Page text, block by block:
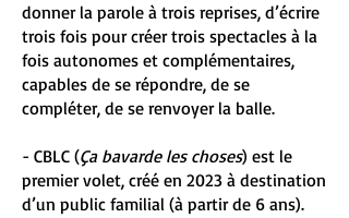
donner la parole à trois reprises, d’écrire
trois fois pour créer trois spectacles à la
fois autonomes et complémentaires,
capables de se répondre, de se
compléter, de se renvoyer la balle.
- CBLC (Ça bavarde les choses) est le
premier volet, créé en 2023 à destination
d’un public familial (à partir de 6 ans).